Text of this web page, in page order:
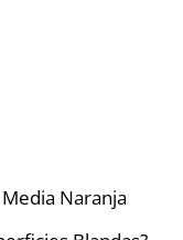
Naranja